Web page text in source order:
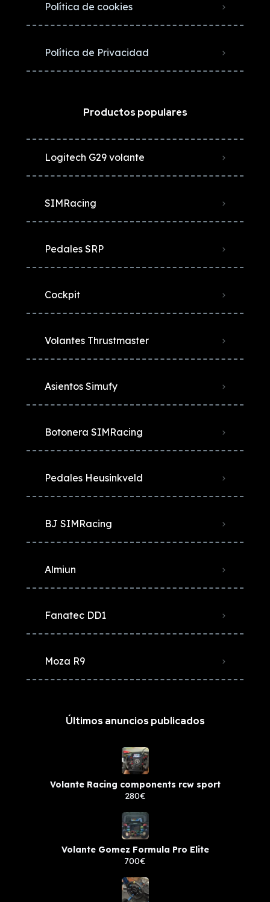
Política de cookies
Política de Privacidad
Productos populares
Logitech G29 volante
SIMRacing
Pedales SRP
Cockpit
Volantes Thrustmaster
Asientos Simufy
Botonera SIMRacing
Pedales Heusinkveld
BJ SIMRacing
Almiun
Fanatec DD1
Moza R9
Últimos anuncios publicados
Volante Racing components rcw sport
280€
Volante Gomez Formula Pro Elite
700€